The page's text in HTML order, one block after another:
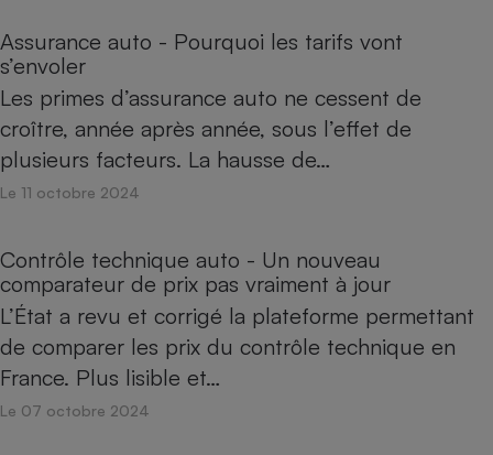
Assurance auto - Pourquoi les tarifs vont
s’envoler
Les primes d’assurance auto ne cessent de
croître, année après année, sous l’effet de
plusieurs facteurs. La hausse de…
Le 11 octobre 2024
Contrôle technique auto - Un nouveau
comparateur de prix pas vraiment à jour
L’État a revu et corrigé la plateforme permettant
de comparer les prix du contrôle technique en
France. Plus lisible et…
Le 07 octobre 2024